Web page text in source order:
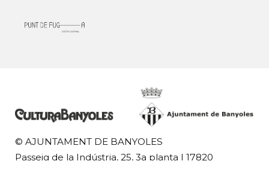
© AJUNTAMENT DE BANYOLES
Passeig de la Indústria, 25, 3a planta | 17820